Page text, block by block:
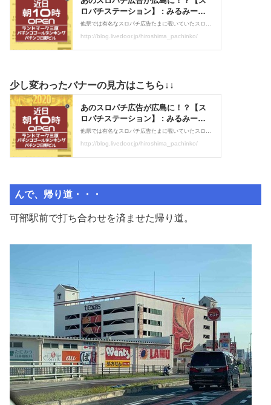
少し変わったバナーの見方はこちら↓↓
んで、帰り道・・・
可部駅前で打ち合わせを済ませた帰り道。